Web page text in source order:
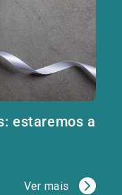
estaremos a
Ver mais